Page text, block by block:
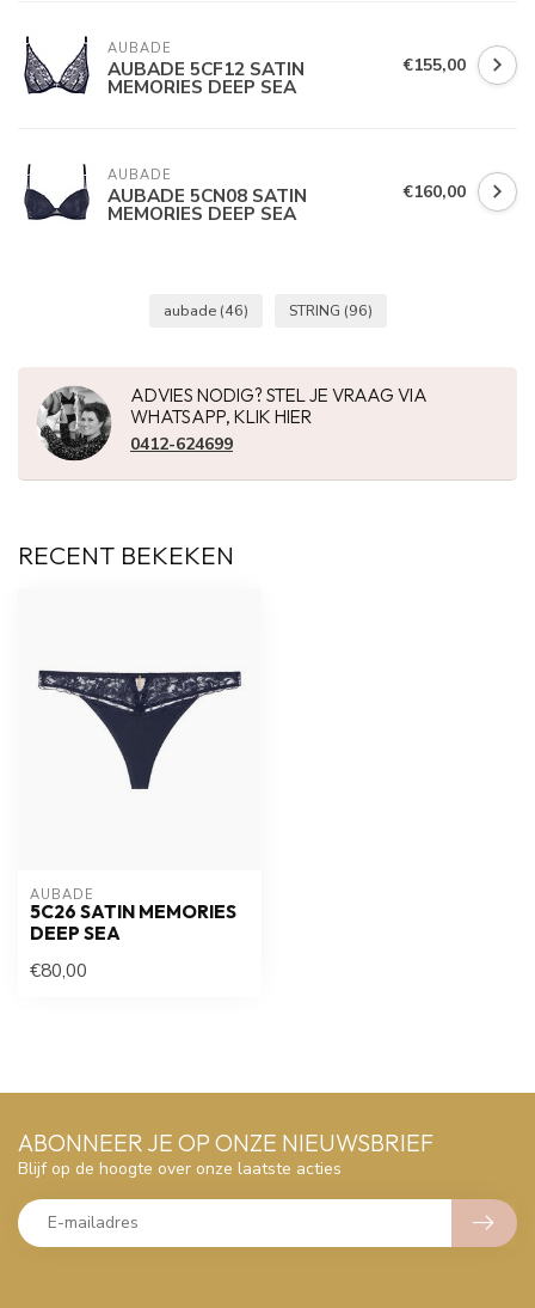
AUBADE
AUBADE 5CF12 SATIN
MEMORIES DEEP SEA
€155,00
AUBADE
AUBADE 5CN08 SATIN
MEMORIES DEEP SEA
€160,00
aubade (46) STRING (96)
ADVIES NODIG? STEL JE VRAAG VIA
WHATSAPP, KLIK HIER
0412-624699
RECENT BEKEKEN
AUBADE
5C26 SATIN MEMORIES
DEEP SEA
€80,00
ABONNEER JE OP ONZE NIEUWSBRIEF
Blijf op de hoogte over onze laatste acties